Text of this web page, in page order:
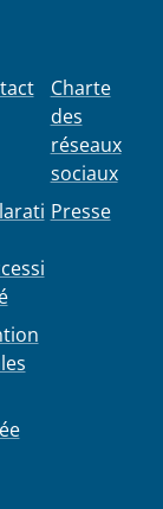
Charte
des
réseaux
sociaux
Presse